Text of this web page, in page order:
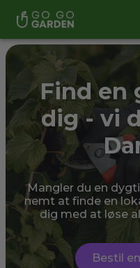
Find en
dig - vi
Mangler du en
nemt at finde en
dig med at løse
Bestil